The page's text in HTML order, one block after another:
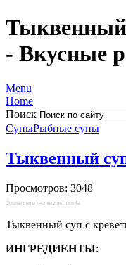
Тыквенный
- Вкусные
Menu
Home
Поиск
СупыРыбные супы
Тыквенный
Просмотров: 3048
Социальные кнопки для Joomla
Тыквенный суп с
ИНГРЕДИЕНТЫ: